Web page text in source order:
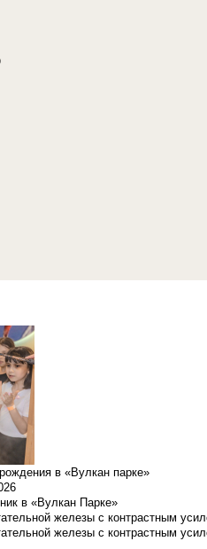
в «Вулкан парке»
в «Вулкан Парке»
железы с контрастным
железы с контрастным